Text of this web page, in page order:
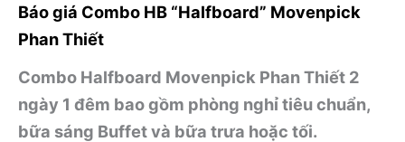
Báo giá Combo HB “Halfboard” Movenpick
Phan Thiết
Combo Halfboard Movenpick Phan Thiết 2
ngày 1 đêm bao gồm phòng nghỉ tiêu chuẩn,
bữa sáng Buffetvà bữa trưa hoặc tối.